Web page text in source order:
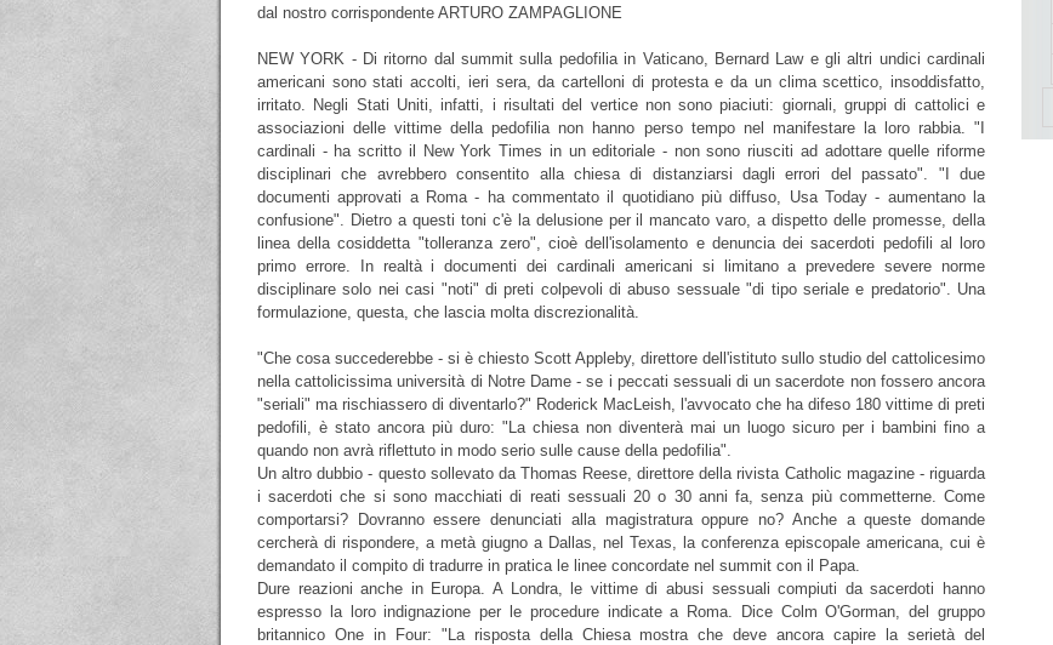
dal nostro corrispondente ARTURO ZAMPAGLIONE
NEW YORK - Di ritorno dal summit sulla pedofilia in Vaticano, Bernard Law e gli altri undici cardinali
americani sono stati accolti, ieri sera, da cartelloni di protesta e da un clima scettico, insoddisfatto,
irritato. Negli Stati Uniti, infatti, i risultati del vertice non sono piaciuti: giornali, gruppi di cattolici e
associazioni delle vittime della pedofilia non hanno perso tempo nel manifestare la loro rabbia. "I
cardinali - ha scritto il New York Times in un editoriale - non sono riusciti ad adottare quelle riforme
disciplinari che avrebbero consentito alla chiesa di distanziarsi dagli errori del passato". "I due
documenti approvati a Roma - ha commentato il quotidiano più diffuso, Usa Today - aumentano la
confusione". Dietro a questi toni c'è la delusione per il mancato varo, a dispetto delle promesse, della
linea della cosiddetta "tolleranza zero", cioè dell'isolamento e denuncia dei sacerdoti pedofili al loro
primo errore. In realtà i documenti dei cardinali americani si limitano a prevedere severe norme
disciplinare solo nei casi "noti" di preti colpevoli di abuso sessuale "di tipo seriale e predatorio". Una
formulazione, questa, che lascia molta discrezionalità.
"Che cosa succederebbe - si è chiesto Scott Appleby, direttore dell'istituto sullo studio del cattolicesimo
nella cattolicissima università di Notre Dame - se i peccati sessuali di un sacerdote non fossero ancora
"seriali" ma rischiassero di diventarlo?" Roderick MacLeish, l'avvocato che ha difeso 180 vittime di preti
pedofili, è stato ancora più duro: "La chiesa non diventerà mai un luogo sicuro per i bambini fino a
quando non avrà riflettuto in modo serio sulle cause della pedofilia".
Un altro dubbio - questo sollevato da Thomas Reese, direttore della rivista Catholic magazine - riguarda
i sacerdoti che si sono macchiati di reati sessuali 20 o 30 anni fa, senza più commetterne. Come
comportarsi? Dovranno essere denunciati alla magistratura oppure no? Anche a queste domande
cercherà di rispondere, a metà giugno a Dallas, nel Texas, la conferenza episcopale americana, cui è
demandato il compito di tradurre in pratica le linee concordate nel summit con il Papa.
Dure reazioni anche in Europa. A Londra, le vittime di abusi sessuali compiuti da sacerdoti hanno
espresso la loro indignazione per le procedure indicate a Roma. Dice Colm O'Gorman, del gruppo
britannico One in Four: "La risposta della Chiesa mostra che deve ancora capire la serietà del